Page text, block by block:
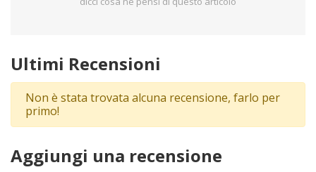
Ultimi Recensioni
Non è stata trovata alcuna recensione, farlo per
primo!
Aggiungi una recensione